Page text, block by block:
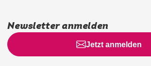
Newsletter anmelden
Jetzt anmelden